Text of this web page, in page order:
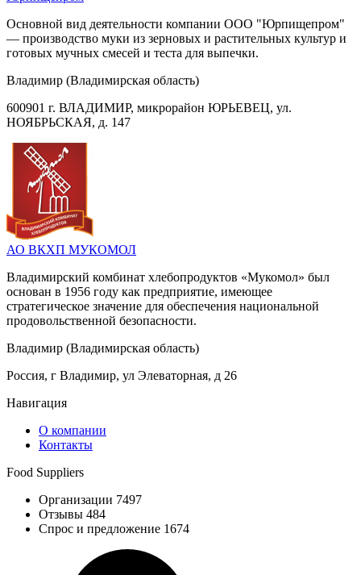
Основной вид деятельности компании ООО "Юрпищепром"
— производство муки из зерновых и растительных культур и
готовых мучных смесей и теста для выпечки.
Владимир (Владимирская область)
600901 г. ВЛАДИМИР, микрорайон ЮРЬЕВЕЦ, ул.
НОЯБРЬСКАЯ, д. 147
АО ВКХП МУКОМОЛ
Владимирский комбинат хлебопродуктов «Мукомол» был
основан в 1956 году как предприятие, имеющее
стратегическое значение для обеспечения национальной
продовольственной безопасности.
Владимир (Владимирская область)
Россия, г Владимир, ул Элеваторная, д 26
Навигация
О компании
Контакты
Food Suppliers
Организации 7497
Отзывы 484
Спрос и предложение 1674